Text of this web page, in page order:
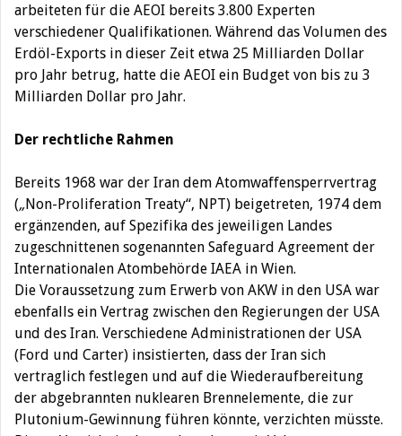
arbeiteten für die AEOI bereits 3.800 Experten
verschiedener Qualifikationen. Während das Volumen des
Erdöl-Exports in dieser Zeit etwa 25 Milliarden Dollar
pro Jahr betrug, hatte die AEOI ein Budget von bis zu 3
Milliarden Dollar pro Jahr.
Der rechtliche Rahmen
Bereits 1968 war der Iran dem Atomwaffensperrvertrag
(„Non-Proliferation Treaty“, NPT) beigetreten, 1974 dem
ergänzenden, auf Spezifika des jeweiligen Landes
zugeschnittenen sogenannten Safeguard Agreement der
Internationalen Atombehörde IAEA in Wien.
Die Voraussetzung zum Erwerb von AKW in den USA war
ebenfalls ein Vertrag zwischen den Regierungen der USA
und des Iran. Verschiedene Administrationen der USA
(Ford und Carter) insistierten, dass der Iran sich
vertraglich festlegen und auf die Wiederaufbereitung
der abgebrannten nuklearen Brennelemente, die zur
Plutonium-Gewinnung führen könnte, verzichten müsste.